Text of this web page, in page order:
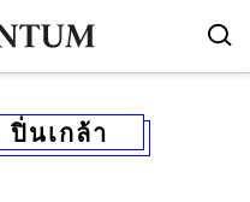
ปิ่นเกล้า